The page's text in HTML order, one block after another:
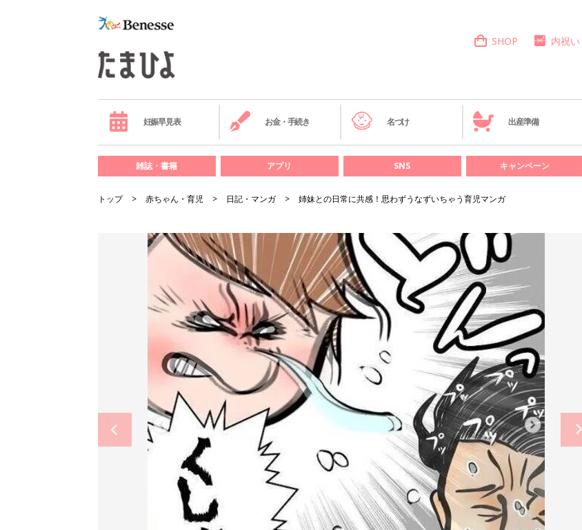
SHOP 内祝い
妊娠早見表 お金・手続き 名づけ 出産準備
雑誌・書籍 アプリ SNS キャンペーン
トップ 赤ちゃん・育児 日記・マンガ 姉妹との日常に共感！思わずうなずいちゃう育児マンガ